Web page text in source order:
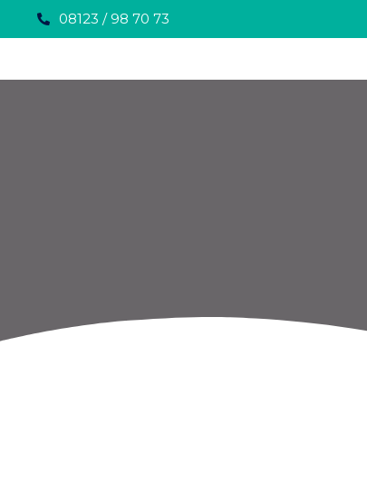
08123 / 98 70 73